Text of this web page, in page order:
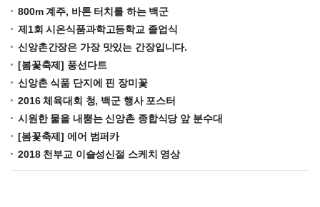
800m 계주, 바톤 터치를 하는 백군
제1회 시온식품과학고등학교 졸업식
신앙촌간장은 가장 맛있는 간장입니다.
[봄꽃축제] 풍선다트
신앙촌 식품 단지에 핀 장미꽃
2016 체육대회 청, 백군 행사 포스터
시원한 물을 내뿜는 신앙촌 종합식당 앞 분수대
[봄꽃축제] 에어 범퍼카
2018 천부교 이슬성신절 스케치 영상